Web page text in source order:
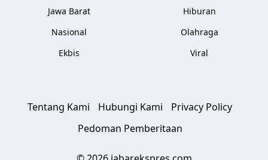
Jawa Barat
Nasional
Ekbis
Hiburan
Olahraga
Viral
Tentang Kami Hubungi Kami
Privacy Policy
Pedoman Pemberitaan